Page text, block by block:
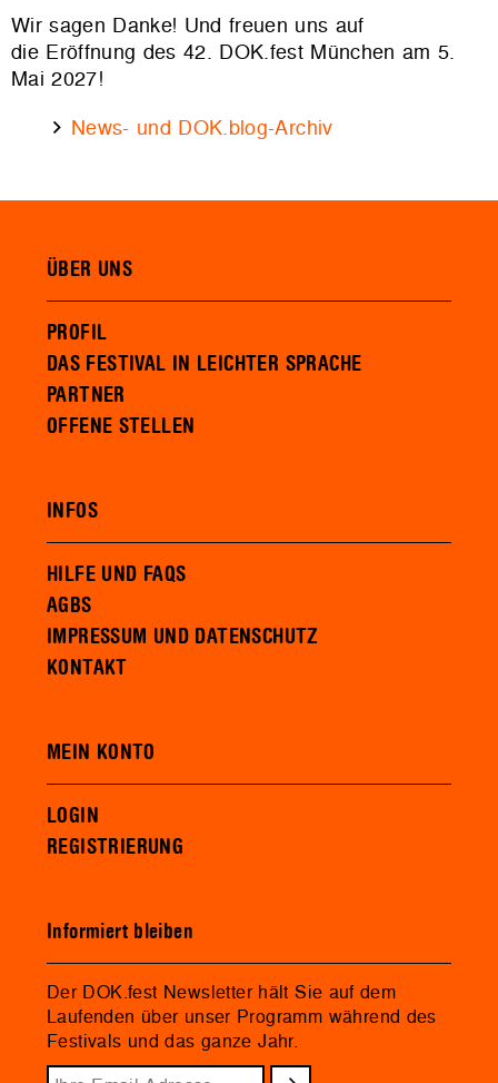
Wir sagen Danke! Und freuen uns auf
die Eröffnung des 42. DOK.fest München am 5.
Mai 2027!
News- und DOK.blog-Archiv
ÜBER UNS
PROFIL
DAS FESTIVAL IN LEICHTER SPRACHE
PARTNER
OFFENE STELLEN
INFOS
HILFE UND FAQS
AGBS
IMPRESSUM UND DATENSCHUTZ
KONTAKT
MEIN KONTO
LOGIN
REGISTRIERUNG
Informiert bleiben
Der DOK.fest Newsletter hält Sie auf dem
Laufenden über unser Programm während des
Festivals und das ganze Jahr.